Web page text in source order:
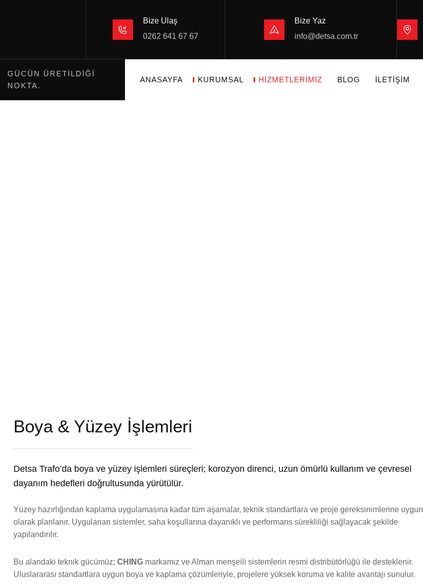
Bize Ulaş
0262 641 67 67
Bize Yaz
info@detsa.com.tr
GÜCÜN ÜRETILDIĞI
NOKTA.
ANASAYFA KURUMSAL HIZMETLERIMIZ BLOG İLETIŞIM
Boya & Yüzey İşlemleri
Detsa Trafo’da boya ve yüzey işlemleri süreçleri; korozyon direnci, uzun ömürlü kullanım ve çevresel
dayanım hedefleri doğrultusunda yürütülür.
Yüzey hazırlığından kaplama uygulamasına kadar tüm aşamalar, teknik standartlara ve proje gereksinimlerine uygun
olarak planlanır. Uygulanan sistemler, saha koşullarına dayanıklı ve performans sürekliliği sağlayacak şekilde
yapılandırılır.
Bu alandaki teknik gücümüz; CHING markamız ve Alman menşeili sistemlerin resmi distribütörlüğü ile desteklenir.
Uluslararası standartlara uygun boya ve kaplama çözümleriyle, projelere yüksek koruma ve kalite avantajı sunulur.